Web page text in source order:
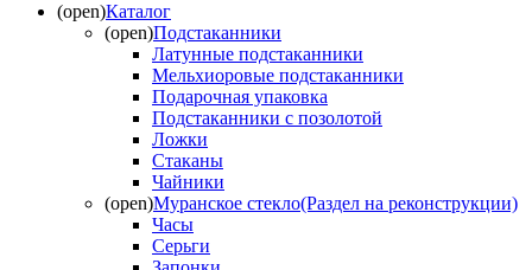
(open)Каталог
(open)Подстаканники
Латунные подстаканники
Мельхиоровые подстаканники
Подарочная упаковка
Подстаканники с позолотой
Ложки
Стаканы
Чайники
(open)Муранское стекло(Раздел на реконструкции)
Часы
Серьги